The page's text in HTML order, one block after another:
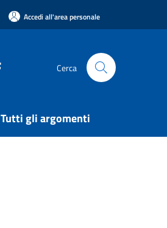
Accedi all'area personale
Cerca
Tutti gli argomenti